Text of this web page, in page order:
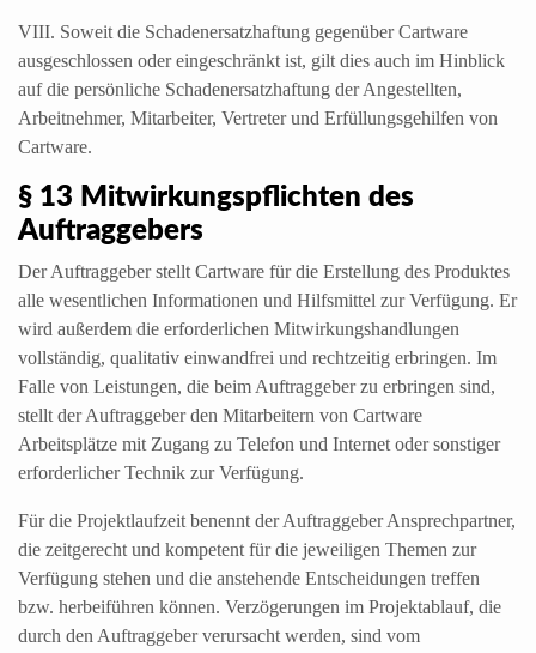
VIII. Soweit die Schadenersatzhaftung gegenüber Cartware
ausgeschlossen oder eingeschränkt ist, gilt dies auch im Hinblick
auf die persönliche Schadenersatzhaftung der Angestellten,
Arbeitnehmer, Mitarbeiter, Vertreter und Erfüllungsgehilfen von
Cartware.
§ 13 Mitwirkungspflichten des
Auftraggebers
Der Auftraggeber stellt Cartware für die Erstellung des Produktes
alle wesentlichen Informationen und Hilfsmittel zur Verfügung. Er
wird außerdem die erforderlichen Mitwirkungshandlungen
vollständig, qualitativ einwandfrei und rechtzeitig erbringen. Im
Falle von Leistungen, die beim Auftraggeber zu erbringen sind,
stellt der Auftraggeber den Mitarbeitern von Cartware
Arbeitsplätze mit Zugang zu Telefon und Internet oder sonstiger
erforderlicher Technik zur Verfügung.
Für die Projektlaufzeit benennt der Auftraggeber Ansprechpartner,
die zeitgerecht und kompetent für die jeweiligen Themen zur
Verfügung stehen und die anstehende Entscheidungen treffen
bzw. herbeiführen können. Verzögerungen im Projektablauf, die
durch den Auftraggeber verursacht werden, sind vom